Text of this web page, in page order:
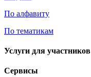
По алфавиту
По тематикам
Услуги для участников
Сервисы